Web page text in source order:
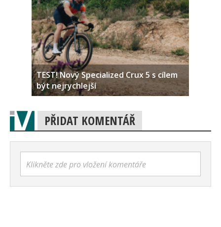
TEST! Nový Specialized Crux 5 s cílem
být nejrychlejší
PŘIDAT KOMENTÁŘ
Klikněte zde pro vložení komentáře